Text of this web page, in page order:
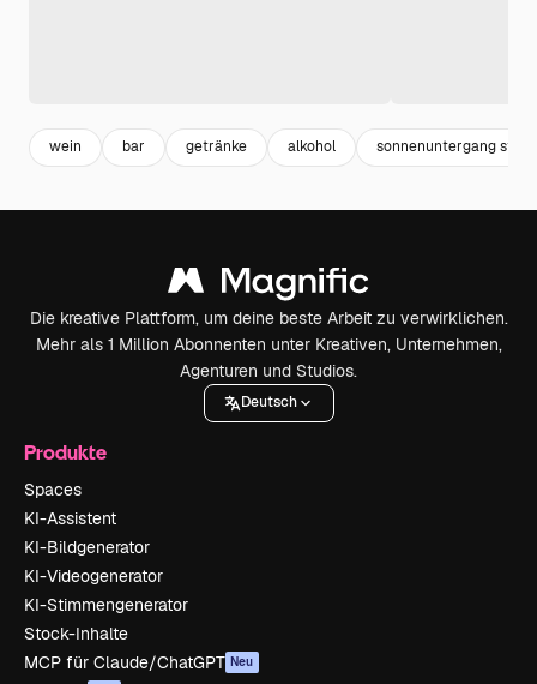
wein bar getränke alkohol sonnenuntergang
Die kreative Plattform, um deine beste Arbeit zu verwirklichen.
Mehr als 1 Million Abonnenten unter Kreativen, Unternehmen,
Agenturen und Studios.
Deutsch
Produkte
Spaces
KI-Assistent
KI-Bildgenerator
KI-Videogenerator
KI-Stimmengenerator
Stock-Inhalte
MCP für Claude/ChatGPT Neu